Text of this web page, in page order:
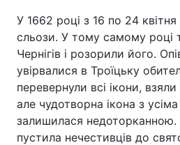
У 1662 році з 16 по 24 квітня
сльози. У тому самому році
Чернігів і розорили його.
увірвалися в Троїцьку
перевернули всі ікони,
але чудотворна ікона з
залишилася
пустила нечестивців до